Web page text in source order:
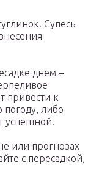
Супесь
днем –
привести к
погоду, либо
успешной.
или прогнозах
с пересадкой,